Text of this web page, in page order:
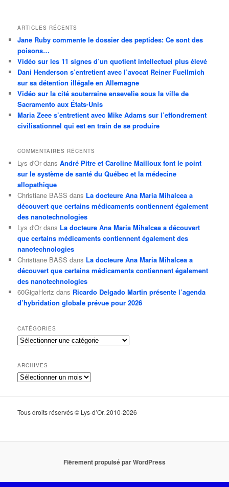
ARTICLES RÉCENTS
Jane Ruby commente le dossier des peptides: Ce sont des
poisons…
Vidéo sur les 11 signes d’un quotient intellectuel plus élevé
Dani Henderson s’entretient avec l’avocat Reiner Fuellmich
sur sa détention illégale en Allemagne
Vidéo sur la cité souterraine ensevelie sous la ville de
Sacramento aux États-Unis
Maria Zeee s’entretient avec Mike Adams sur l’effondrement
civilisationnel qui est en train de se produire
COMMENTAIRES RÉCENTS
Lys d'Or dansAndré Pitre et Caroline Mailloux font le point
sur le système de santé du Québec et la médecine
allopathique
Christiane BASS dans La docteure Ana Maria Mihalcea a
découvert que certains médicaments contiennent également
des nanotechnologies
Lys d'Or dans La docteure Ana Maria Mihalcea a découvert
que certains médicaments contiennent également des
nanotechnologies
Christiane BASS dans La docteure Ana Maria Mihalcea a
découvert que certains médicaments contiennent également
des nanotechnologies
60GigaHertz dans Ricardo Delgado Martin présente l’agenda
d’hybridation globale prévue pour 2026
CATÉGORIES
Catégories
ARCHIVES
Archives
Tous droits réservés © Lys-d’Or. 2010-2026
Fièrement propulsé par WordPress